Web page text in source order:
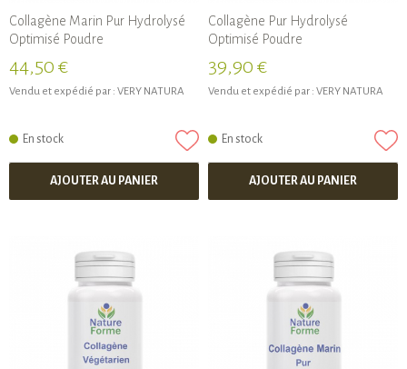
Collagène Marin Pur Hydrolysé
Optimisé Poudre
44,50 €
Vendu et expédié par : VERY NATURA
En stock
AJOUTER AU PANIER
Collagène Pur Hydrolysé
Optimisé Poudre
39,90 €
Vendu et expédié par : VERY NATURA
En stock
AJOUTER AU PANIER